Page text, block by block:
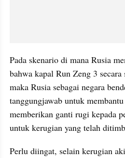
Pada skenario di mana Rusia
bahwa kapal Run Zeng 3
maka Rusia sebagai negara
tanggungjawab untuk
memberikan ganti rugi kepada
untuk kerugian yang telah
Perlu diingat, selain kerugian